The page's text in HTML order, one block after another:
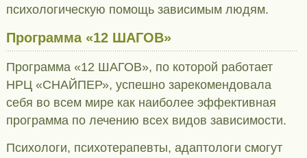
психологическую помощь зависимым людям.
Программа «12 ШАГОВ»
Программа «12 ШАГОВ», по которой работает
НРЦ «СНАЙПЕР», успешно зарекомендовала
себя во всем мире как наиболее эффективная
программа по лечению всех видов зависимости.
Психологи, психотерапевты, адаптологи смогут